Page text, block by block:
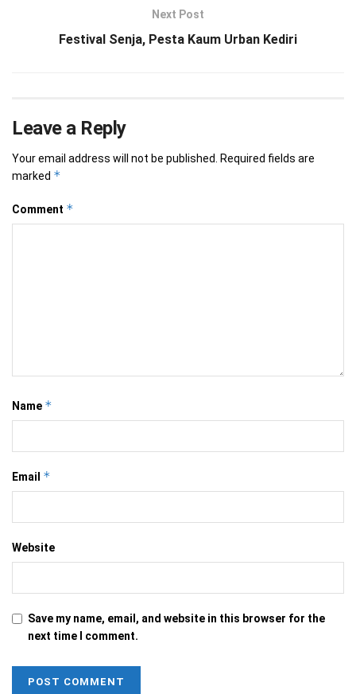
Next Post
Festival Senja, Pesta Kaum Urban Kediri
Leave a Reply
Your email address will not be published.
Required fields are
marked *
Comment *
Name *
Email *
Website
Save my name, email, and website in this browser for the
next time I comment.